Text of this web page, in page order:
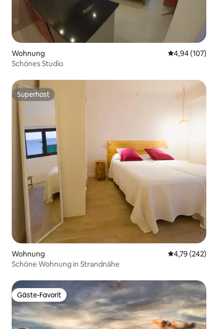
Wohnung
4,94 (107)
Schönes Studio
Superhost
Superhost
Wohnung
4,79 (242)
Schöne Wohnung in Strandnähe
Gäste-Favorit
Gäste-Favorit